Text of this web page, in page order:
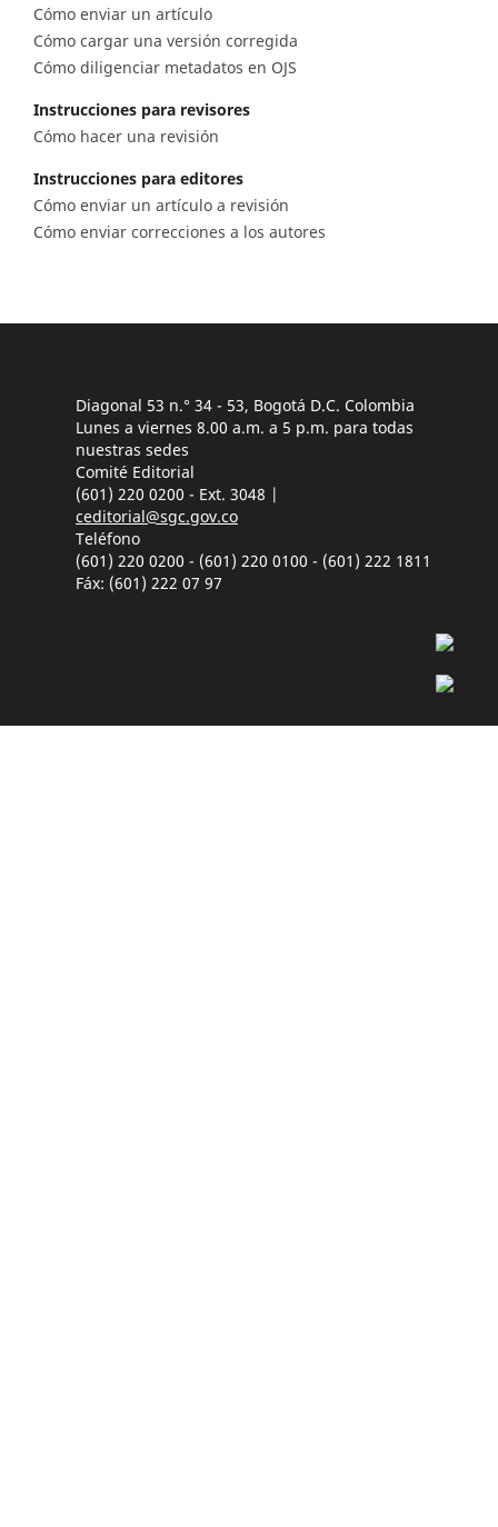
Cómo enviar un artículo
Cómo cargar una versión corregida
Cómo diligenciar metadatos en OJS
Instrucciones para revisores
Cómo hacer una revisión
Instrucciones para editores
Cómo enviar un artículo a revisión
Cómo enviar correcciones a los autores
Diagonal 53 n.° 34 - 53, Bogotá D.C. Colombia
Lunes a viernes 8.00 a.m. a 5 p.m. para todas
nuestras sedes
Comité Editorial
(601) 220 0200 - Ext. 3048 |
ceditorial@sgc.gov.co
Teléfono
(601) 220 0200 - (601) 220 0100 - (601) 222 1811
Fáx: (601) 222 07 97